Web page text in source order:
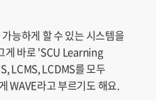
능하게 할 수 있는 시스템을
게 바로 'SCU Learning
LCMS, LCDMS를 모두
WAVE라고 부르기도 해요.